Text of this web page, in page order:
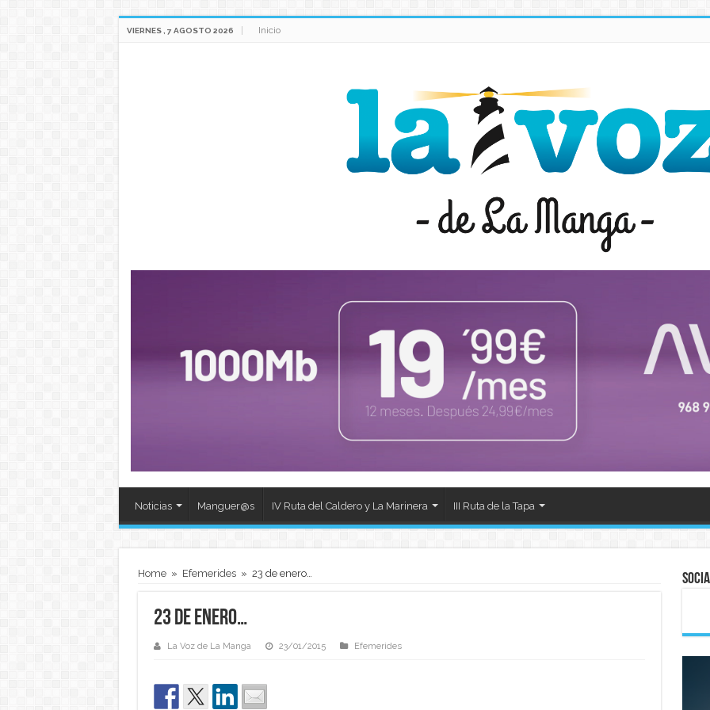
VIERNES , 7 AGOSTO 2026 Inicio
Noticias Manguer@s IV Ruta del Caldero y La Marinera III Ruta de la Tapa
Home » Efemerides » 23 de enero…
23 de enero…
La Voz de La Manga 23/01/2015 Efemerides